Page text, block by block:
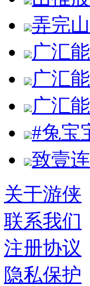
弄完
广汇
广汇
广汇
#兔宝
致壹
关于游侠
联系我们
注册协议
隐私保护